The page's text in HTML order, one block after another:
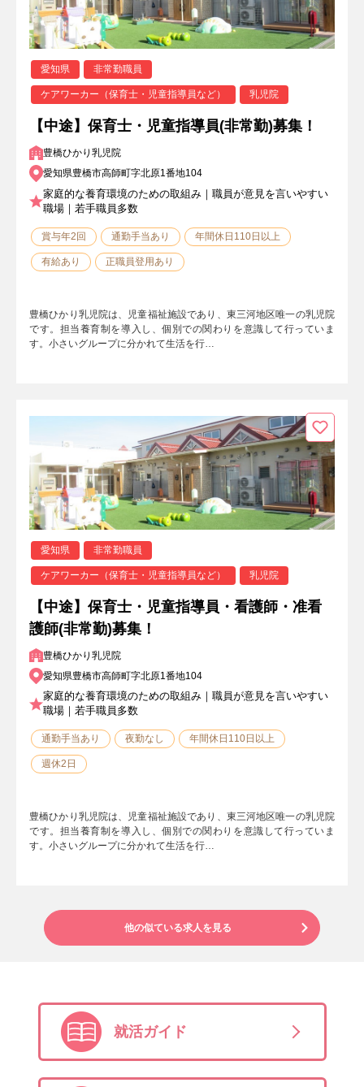
愛知県 非常勤職員
ケアワーカー（保育士・児童指導員など） 乳児院
【中途】保育士・児童指導員(非常勤)募集！
豊橋ひかり乳児院
愛知県豊橋市高師町字北原1番地104
家庭的な養育環境のための取組み｜職員が意見を言いやすい
職場｜若手職員多数
賞与年2回 通勤手当あり 年間休日110日以上
有給あり 正職員登用あり
豊橋ひかり乳児院は、児童福祉施設であり、東三河地区唯一の乳児院
です。担当養育制を導入し、個別での関わりを意識して行っていま
す。小さいグループに分かれて生活を行…
愛知県 非常勤職員
ケアワーカー（保育士・児童指導員など） 乳児院
【中途】保育士・児童指導員・看護師・准看
護師(非常勤)募集！
豊橋ひかり乳児院
愛知県豊橋市高師町字北原1番地104
家庭的な養育環境のための取組み｜職員が意見を言いやすい
職場｜若手職員多数
通勤手当あり 夜勤なし 年間休日110日以上
週休2日
豊橋ひかり乳児院は、児童福祉施設であり、東三河地区唯一の乳児院
です。担当養育制を導入し、個別での関わりを意識して行っていま
す。小さいグループに分かれて生活を行…
他の似ている求人を見る
就活ガイド